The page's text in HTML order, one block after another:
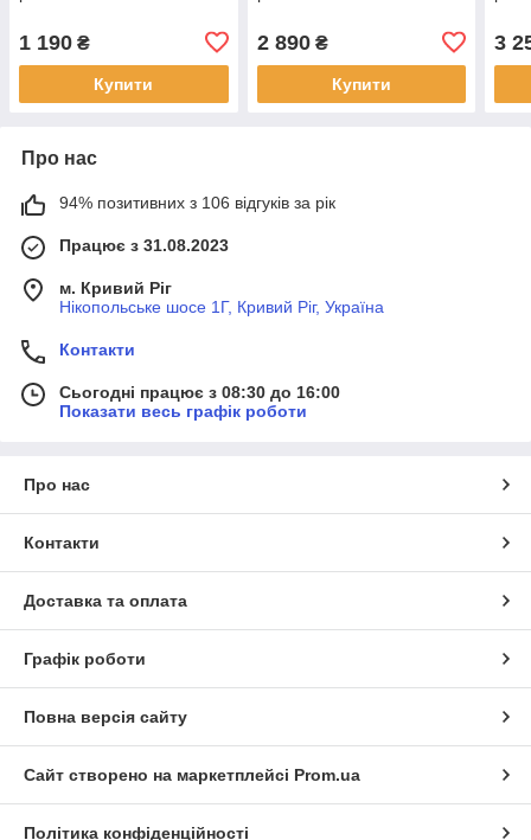
1 190 ₴
Купити
2 890₴
Купити
3
Про нас
94% позитивних з 106 відгуків за рік
Працює з 31.08.2023
м. Кривий Ріг
Нікопольське шосе 1Г, Кривий Ріг, Україна
Контакти
Сьогодні працює з 08:30 до 16:00
Показати весь графік роботи
Про нас
Контакти
Доставка та оплата
Графік роботи
Повна версія сайту
Сайт створено на маркетплейсі Prom.ua
Політика конфіденційності